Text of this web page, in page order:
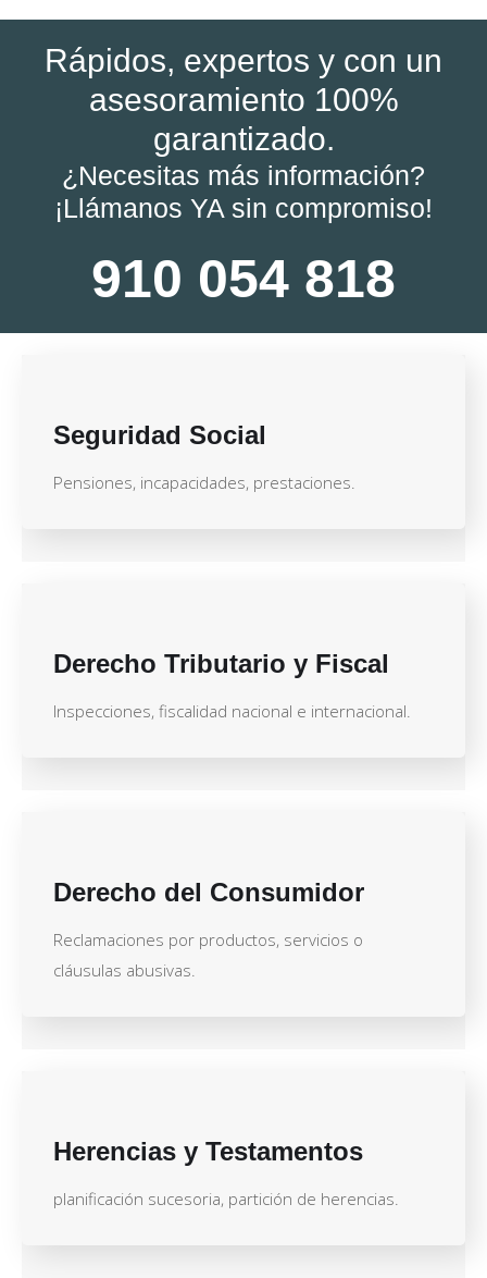
Rápidos, expertos y con un
asesoramiento 100%
garantizado.
¿Necesitas más información?
¡Llámanos YA sin compromiso!
910 054 818
Seguridad Social
Pensiones, incapacidades, prestaciones.
Derecho Tributario y Fiscal
Inspecciones, fiscalidad nacional e internacional.
Derecho del Consumidor
Reclamaciones por productos, servicios o
cláusulas abusivas.
Herencias y Testamentos
planificación sucesoria, partición de herencias.